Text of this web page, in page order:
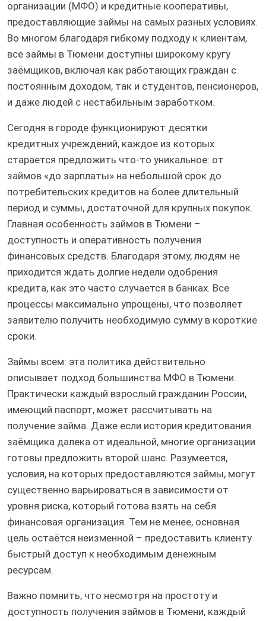
организации (МФО) и кредитные кооперативы,
предоставляющие займы на самых разных условиях.
Во многом благодаря гибкому подходу к клиентам,
все займы в Тюмени доступны широкому кругу
заёмщиков, включая как работающих граждан с
постоянным доходом, так и студентов, пенсионеров,
и даже людей с нестабильным заработком.
Сегодня в городе функционируют десятки
кредитных учреждений, каждое из которых
старается предложить что-то уникальное: от
займов «до зарплаты» на небольшой срок до
потребительских кредитов на более длительный
период и суммы, достаточной для крупных покупок.
Главная особенность займов в Тюмени –
доступность и оперативность получения
финансовых средств. Благодаря этому, людям не
приходится ждать долгие недели одобрения
кредита, как это часто случается в банках. Все
процессы максимально упрощены, что позволяет
заявителю получить необходимую сумму в короткие
сроки.
Займы всем: эта политика действительно
описывает подход большинства МФО в Тюмени.
Практически каждый взрослый гражданин России,
имеющий паспорт, может рассчитывать на
получение займа. Даже если история кредитования
заёмщика далека от идеальной, многие организации
готовы предложить второй шанс. Разумеется,
условия, на которых предоставляются займы, могут
существенно варьироваться в зависимости от
уровня риска, который готова взять на себя
финансовая организация. Тем не менее, основная
цель остаётся неизменной – предоставить клиенту
быстрый доступ к необходимым денежным
ресурсам.
Важно помнить, что несмотря на простоту и
доступность получения займов в Тюмени, каждый